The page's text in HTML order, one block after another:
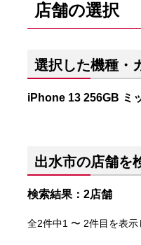
店舗の選択
選択した機種・
iPhone 13 256GB ミ
出水市の店舗を
検索結果：2店舗
全2件中1 〜 2件目を表